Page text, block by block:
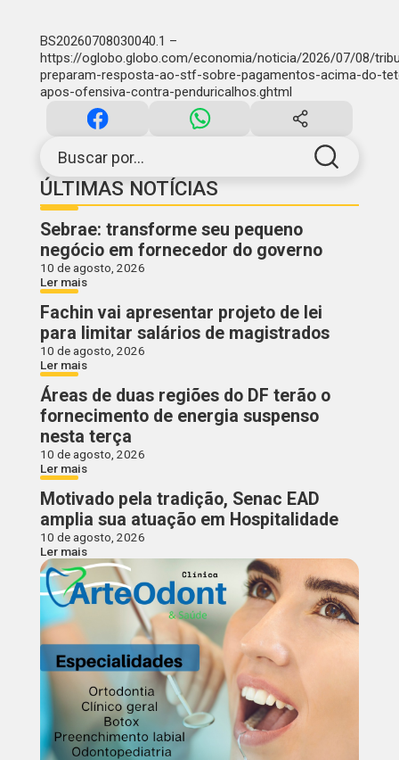
Buscar por...
ÚLTIMAS NOTÍCIAS
Sebrae: transforme seu pequeno
negócio em fornecedor do governo
10 de agosto, 2026
Ler mais
Fachin vai apresentar projeto de lei
para limitar salários de magistrados
10 de agosto, 2026
Ler mais
Áreas de duas regiões do DF terão o
fornecimento de energia suspenso
nesta terça
10 de agosto, 2026
Ler mais
Motivado pela tradição, Senac EAD
amplia sua atuação em Hospitalidade
10 de agosto, 2026
Ler mais
BS20260708030040.1 –
https://oglobo.globo.com/economia/noticia/2026/07/08/
preparam-resposta-ao-stf-sobre-pagamentos-acima-do-
apos-ofensiva-contra-penduricalhos.ghtml